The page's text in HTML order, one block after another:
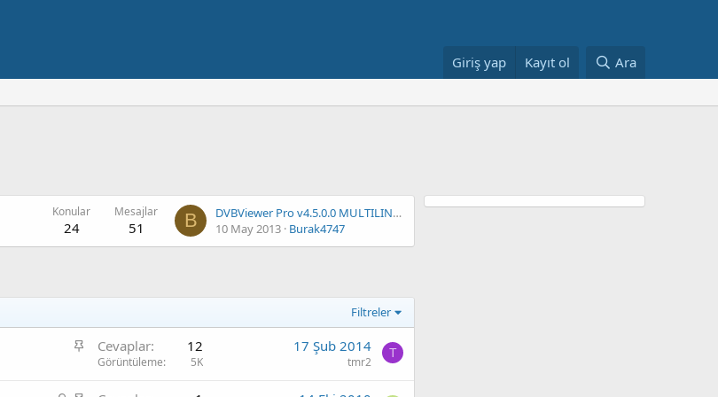
Giriş yap Kayıt ol Ara
Konular
24
Mesajlar
51 B
DVBViewer Pro v4.5.0.0 MULTILINGUAL Türkçe Full Teklink [FS]
10 May 2013 Burak4747
Filtreler
S
Cevaplar 12
Görüntüleme 5K
17 Şub 2014
tmr2
T